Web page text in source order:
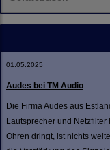
01.05.2025
Audes bei TM Audio
Die Firma Audes aus
Lautsprecher und
Ohren dringt, ist nichts